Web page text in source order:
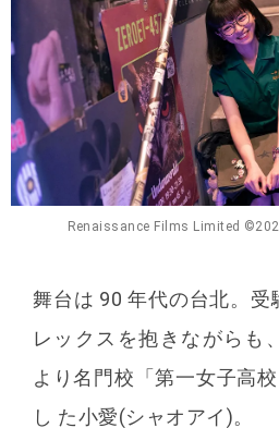
Renaissance Films Limited
舞台は 90 年代の台北。
レックスを抱きながらも
より名門校「第一女子高
し た小愛(シャオアイ)。